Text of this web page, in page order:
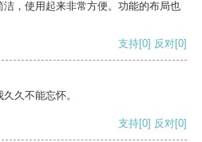
，使用起来非常方便。功能的布局也
支持[0] 反对[0]
久不能忘怀。
支持[0] 反对[0]